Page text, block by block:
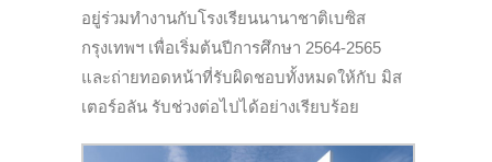
อยู่ร่วมทำงานกับโรงเรียนนานาชาติเบซิส
กรุงเทพฯ เพื่อเริ่มต้นปีการศึกษา 2564-2565
และถ่ายทอดหน้าที่รับผิดชอบทั้งหมดให้กับ มิส
เตอร์อลัน รับช่วงต่อไปได้อย่างเรียบร้อย